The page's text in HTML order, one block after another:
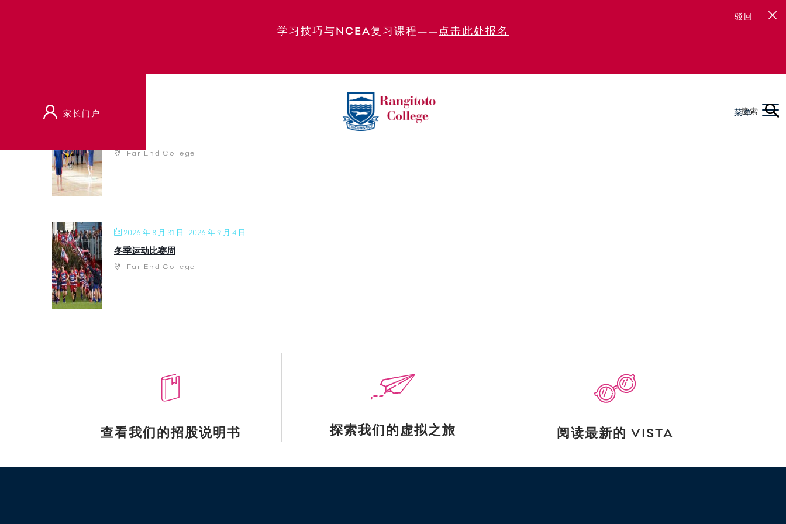
学习技巧与NCEA复习课程——点击此处报名
驳回
家长门户 搜索
菜单
Far End College
2026 年 8 月 31 日- 2026 年 9 月 4 日
冬季运动比赛周
Far End College
查看我们的招股说明书 探索我们的虚拟之旅 阅读最新的 VISTA